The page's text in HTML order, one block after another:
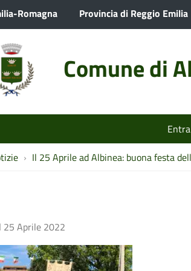
Romagna Provincia di Reggio Emilia
Comune di
Il 25 Aprile ad Albinea: buona festa
25 Aprile 2022